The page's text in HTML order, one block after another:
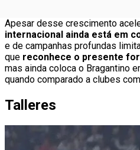
Apesar desse crescimento
internacional ainda está em
e de campanhas profundas
que reconhece o presente
mas ainda coloca o Bragantino
quando comparado a clubes
Talleres